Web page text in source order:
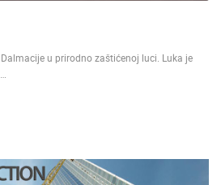
u prirodno zaštićenoj luci. Luka je